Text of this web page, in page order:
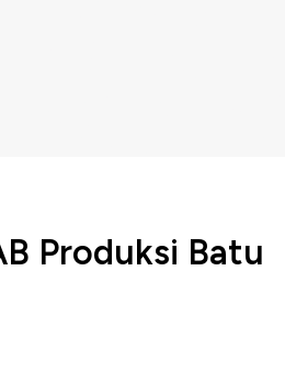
Produksi Batu